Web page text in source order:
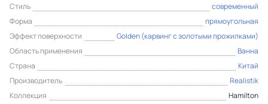
Стиль
современный
Форма
прямоугольная
Эффект поверхности
Golden (карвинг с золотыми прожилками)
Область применения
Ванна
Страна
Китай
Производитель
Realistik
Коллекция
Hamilton